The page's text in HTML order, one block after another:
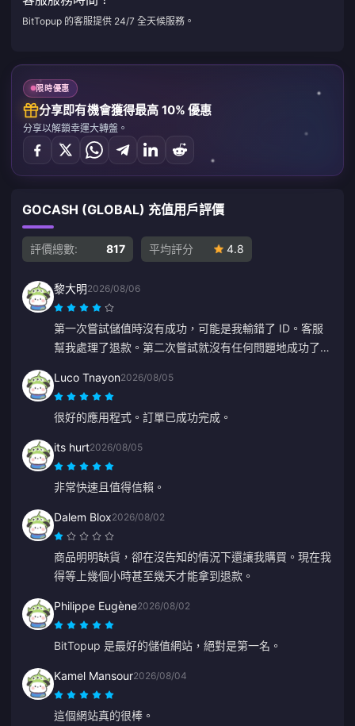
BitTopup 的客服提供 24/7 全天候服務。
限時優惠
分享即有機會獲得最高 10% 優惠
分享以解鎖幸運大轉盤。
GOCASH (GLOBAL) 充值用戶評價
評價總數: 817 平均評分 4.8
黎大明2026/08/06
第一次嘗試儲值時沒有成功，可能是我輸錯了 ID。客服
幫我處理了退款。第二次嘗試就沒有任何問題地成功了。
Luco Tnayon2026/08/05
很好的應用程式。訂單已成功完成。
its hurt2026/08/05
非常快速且值得信賴。
Dalem Blox2026/08/02
商品明明缺貨，卻在沒告知的情況下還讓我購買。現在我
得等上幾個小時甚至幾天才能拿到退款。
Philippe Eugène2026/08/02
BitTopup 是最好的儲值網站，絕對是第一名。
Kamel Mansour2026/08/04
這個網站真的很棒。